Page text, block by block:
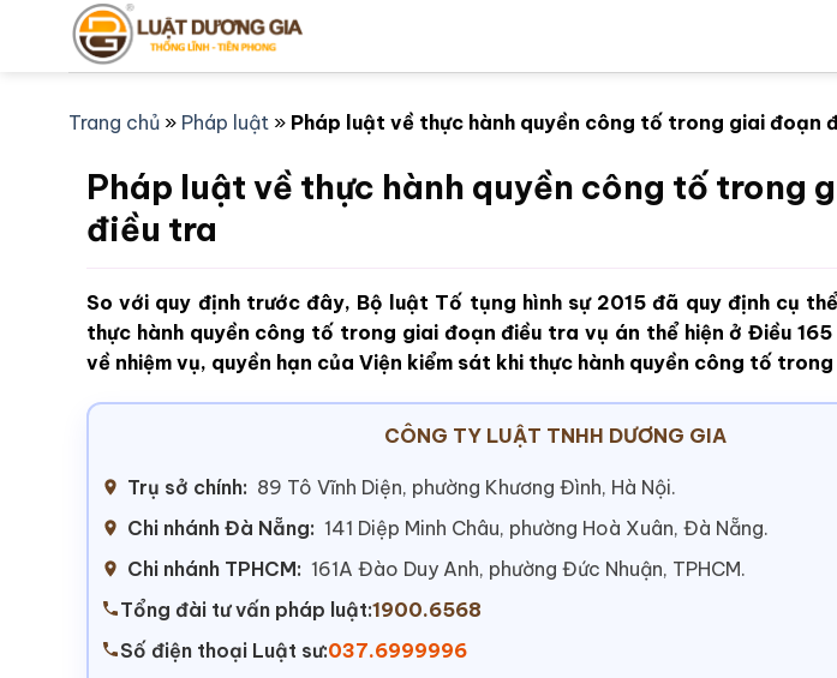
Trang chủ » Pháp luật » Pháp luật về thực hành quyền công tố trong giai đoạn
Pháp luật về thực hành quyền công tố trong
điều tra
So với quy định trước đây, Bộ luật Tố tụng hình sự 2015 đã quy định cụ
thực hành quyền công tố trong giai đoạn điều tra vụ án thể hiện ở Điều
về nhiệm vụ, quyền hạn của Viện kiểm sát khi thực hành quyền công tố
CÔNG TY LUẬT TNHH DƯƠNG GIA
Trụ sở chính: 89 Tô Vĩnh Diện, phường Khương Đình, Hà Nội.
Chi nhánh Đà Nẵng: 141 Diệp Minh Châu, phường Hoà Xuân, Đà Nẵng.
Chi nhánh TPHCM: 161A Đào Duy Anh, phường Đức Nhuận, TPHCM.
Tổng đài tư vấn pháp luật:1900.6568
Số điện thoại Luật sư:037.6999996